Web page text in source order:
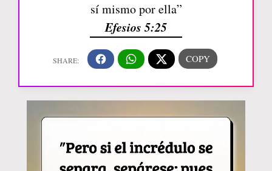
sí mismo por ella”
Efesios 5:25